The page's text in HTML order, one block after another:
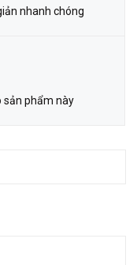
nhanh chóng
sản phẩm này